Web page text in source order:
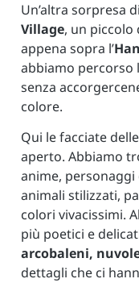
Un’altra sorpresa di
Village, un
appena sopra l’
abbiamo percorso
senza
colore.
Qui le facciate
aperto. Abbiamo
anime, personaggi
animali stilizzati,
colori vivacissimi.
più poetici e
arcobaleni,
dettagli che ci